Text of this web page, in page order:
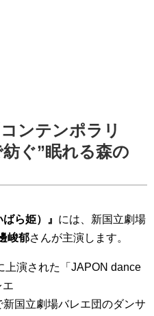
ンテンポラリ
ぐ”眠れる森の
ら姫）』 には、新国立劇場
峻郁さんが主演します。
上演された「JAPON dance
エ
新国立劇場バレエ団のダンサ